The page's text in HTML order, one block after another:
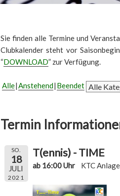
Sie finden alle Termine und
Clubkalender steht vor
“DOWNLOAD” zur Verfügung.
Alle Anstehend Beendet
Termin
SO.
18
JULI
2021
T(ennis) - TIME
ab 16:00 Uhr KTC Anlage